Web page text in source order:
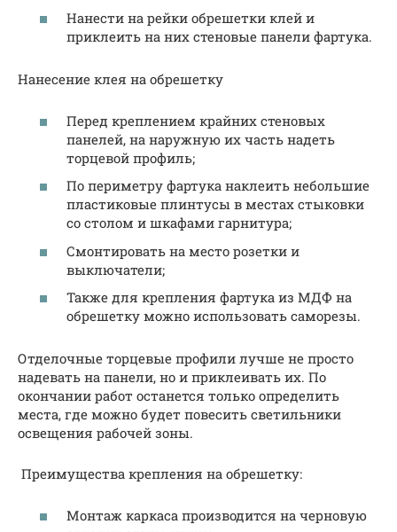
Нанести на рейки обрешетки клей и
приклеить на них стеновые панели фартука.
Нанесение клея на обрешетку
Перед креплением крайних стеновых
панелей, на наружную их часть надеть
торцевой профиль;
По периметру фартука наклеить небольшие
пластиковые плинтусы в местах стыковки
со столом и шкафами гарнитура;
Смонтировать на место розетки и
выключатели;
Также для крепления фартука из МДФ на
обрешетку можно использовать саморезы.
Отделочные торцевые профили лучше не просто
надевать на панели, но и приклеивать их. По
окончании работ останется только определить
места, где можно будет повесить светильники
освещения рабочей зоны.
Преимущества крепления на обрешетку:
Монтаж каркаса производится на черновую